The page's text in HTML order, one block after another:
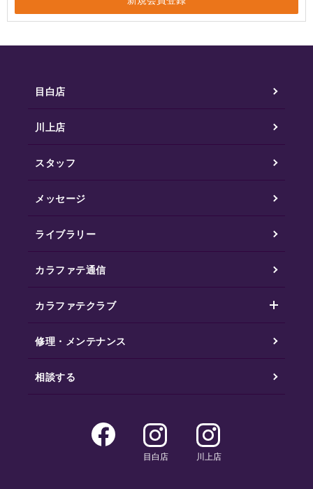
目白店
川上店
スタッフ
メッセージ
ライブラリー
カラファテ通信
カラファテクラブ
修理・メンテナンス
相談する
目白店 川上店